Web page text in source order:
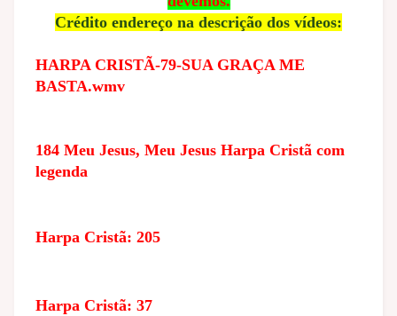
Crédito endereço na descrição dos vídeos:
HARPA CRISTÃ-79-SUA GRAÇA ME
BASTA.wmv
184 Meu Jesus, Meu Jesus Harpa Cristã com
legenda
Harpa Cristã: 205
Harpa Cristã: 37